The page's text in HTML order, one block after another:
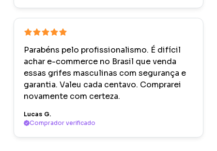
Parabéns pelo profissionalismo. É difícil
achar e-commerce no Brasil que venda
essas grifes masculinas com segurança e
garantia. Valeu cada centavo. Comprarei
novamente com certeza.
Lucas G.
Comprador verificado